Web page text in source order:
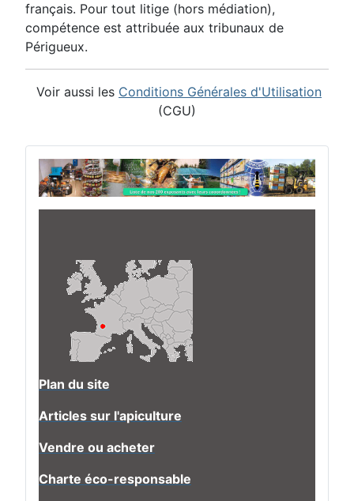
français. Pour tout litige (hors médiation),
compétence est attribuée aux tribunaux de
Périgueux.
Voir aussi les Conditions Générales d'Utilisation
(CGU)
Plan du site
Articles sur l'apiculture
Vendre ou acheter
Charte éco-responsable